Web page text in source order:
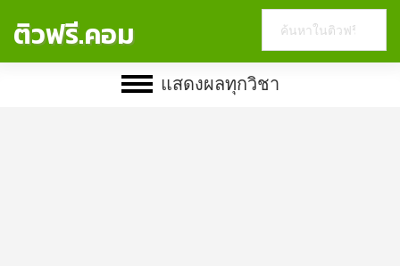
ติวฟรี.คอม
website
แสดงผลทุกวิชา